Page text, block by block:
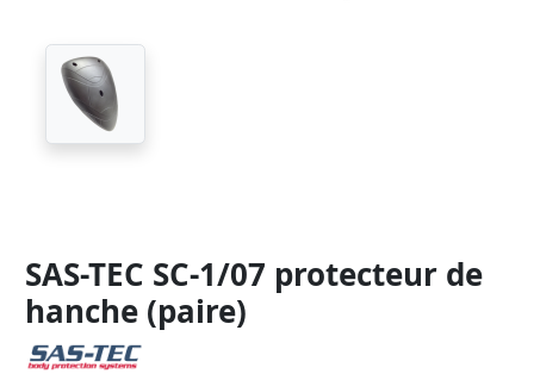
SAS-TEC SC-1/07 protecteur de
hanche (paire)